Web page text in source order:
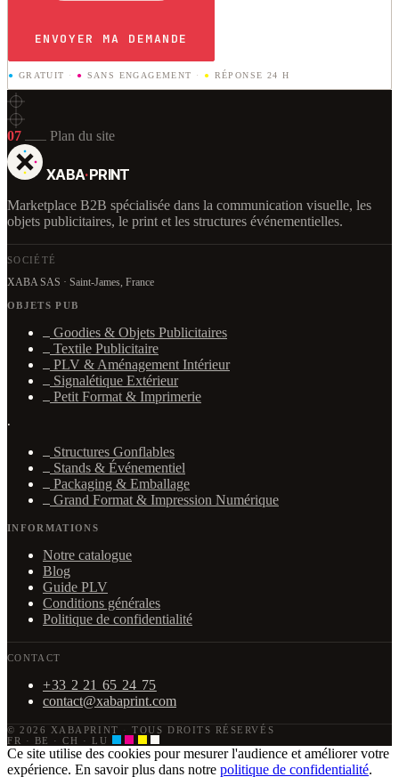
ENVOYER MA DEMANDE
● GRATUIT · ● SANS ENGAGEMENT · ● RÉPONSE 24 H
07 Plan du site
XABA·PRINT
Marketplace B2B spécialisée dans la communication visuelle, les
objets publicitaires, le print et les structures événementielles.
SOCIÉTÉ
XABA SAS · Saint-James, France
OBJETS PUB
Goodies & Objets Publicitaires
Textile Publicitaire
PLV & Aménagement Intérieur
Signalétique Extérieur
Petit Format & Imprimerie
·
Structures Gonflables
Stands & Événementiel
Packaging & Emballage
Grand Format & Impression Numérique
INFORMATIONS
Notre catalogue
Blog
Guide PLV
Conditions générales
Politique de confidentialité
CONTACT
+33 2 21 65 24 75
contact@xabaprint.com
© 2026 XABAPRINT ·
TOUS DROITS RÉSERVÉS
FR · BE · CH · LU
Ce site utilise des cookies pour mesurer l'audience et améliorer votre
expérience. En savoir plus dans notre politique de confidentialité.